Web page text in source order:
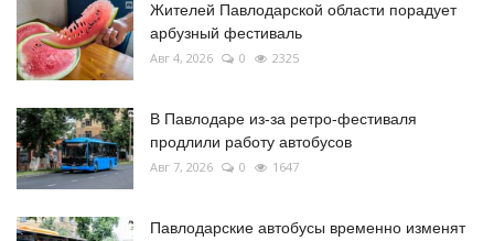
Жителей Павлодарской области порадует
арбузный фестиваль
Авг 4, 2026 0 2325
В Павлодаре из-за ретро-фестиваля
продлили работу автобусов
Авг 7, 2026 0 1647
Павлодарские автобусы временно изменят